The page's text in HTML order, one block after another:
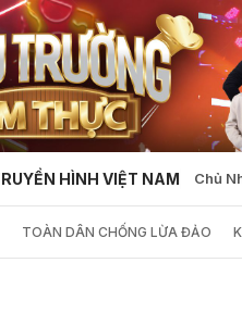
HÌNH VIỆT NAM Chủ
TOÀN DÂN CHỐNG LỪA ĐẢO